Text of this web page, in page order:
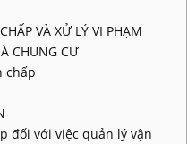
VÀ XỬ LÝ VI PHẠM
CHUNG CƯ
chấp
đối với việc quản lý vận